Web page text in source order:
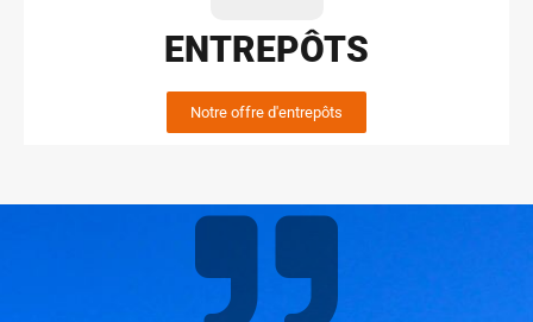
ENTREPÔTS
Notre offre d'entrepôts